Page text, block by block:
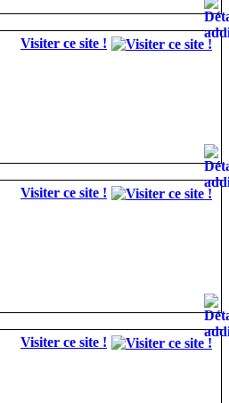
Visiter ce site !
Visiter ce site !
Visiter ce site !